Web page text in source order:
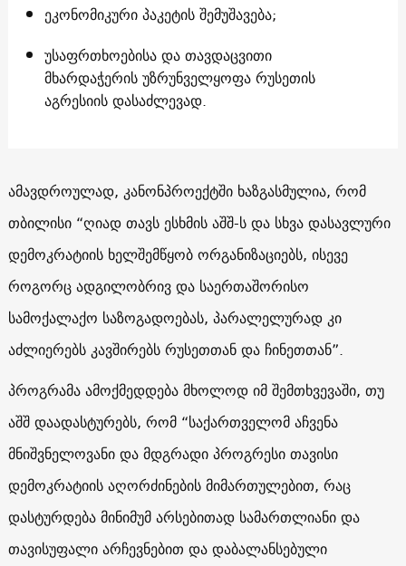
ეკონომიკური პაკეტის შემუშავება;
უსაფრთხოებისა და თავდაცვითი
მხარდაჭერის უზრუნველყოფა რუსეთის
აგრესიის დასაძლევად.
ამავდროულად, კანონპროექტში ხაზგასმულია, რომ
თბილისი “ღიად თავს ესხმის აშშ-ს და სხვა დასავლური
დემოკრატიის ხელშემწყობ ორგანიზაციებს, ისევე
როგორც ადგილობრივ და საერთაშორისო
სამოქალაქო საზოგადოებას, პარალელურად კი
აძლიერებს კავშირებს რუსეთთან და ჩინეთთან”.
პროგრამა ამოქმედდება მხოლოდ იმ შემთხვევაში, თუ
აშშ დაადასტურებს, რომ “საქართველომ აჩვენა
მნიშვნელოვანი და მდგრადი პროგრესი თავისი
დემოკრატიის აღორძინების მიმართულებით, რაც
დასტურდება მინიმუმ არსებითად სამართლიანი და
თავისუფალი არჩევნებით და დაბალანსებული